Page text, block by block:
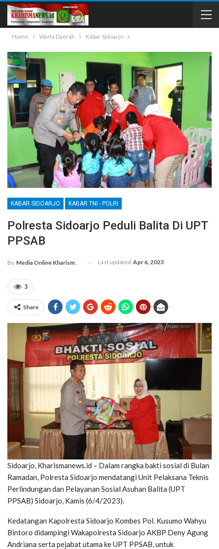
Home Warta Daerah Kabar Sidoarjo
KABAR SIDOARJO KABAR TNI - POLRI
Polresta Sidoarjo Peduli Balita Di UPT
PPSAB
By Media Online Kharismanews.id Last updated Apr 6, 2023
3
Share
Sidoarjo, Kharismanews.id – Dalam rangka bakti sosial di Bulan
Ramadan, Polresta Sidoarjo mendatangi Unit Pelaksana Teknis
Perlindungan dan Pelayanan Sosial Asuhan Balita (UPT
PPSAB) Sidoarjo, Kamis (6/4/2023).
Kedatangan Kapolresta Sidoarjo Kombes Pol. Kusumo Wahyu
Bintoro didampingi Wakapolresta Sidoarjo AKBP Deny Agung
Andriana serta pejabat utama ke UPT PPSAB, untuk